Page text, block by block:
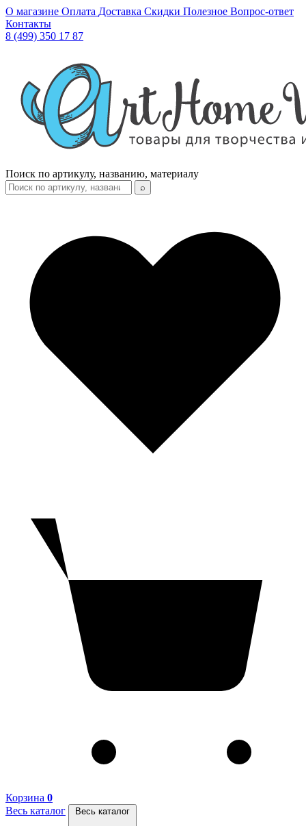
О магазине Оплата Доставка Скидки Полезное Вопрос-ответ
Контакты
8 (499) 350 17 87
Поиск по артикулу, названию, материалу
⌕
Корзина 0
Весь каталог
Весь каталог